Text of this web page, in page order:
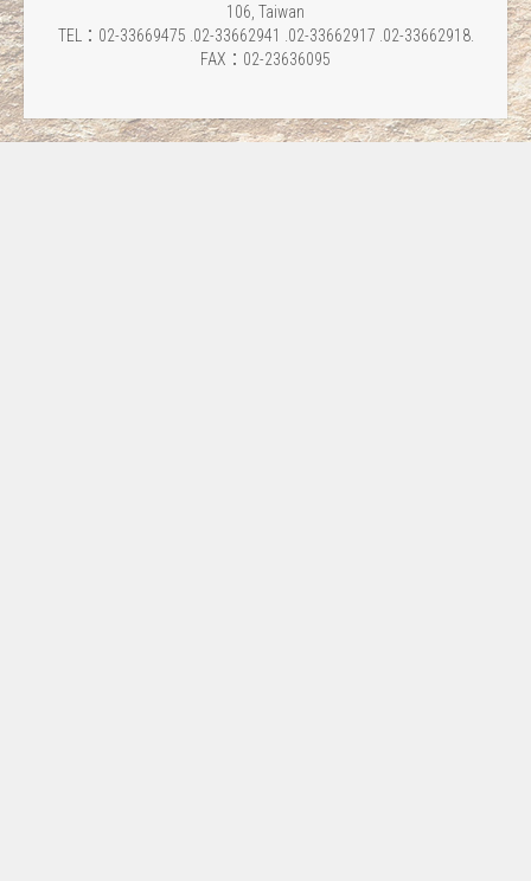
106, Taiwan
TEL：02-33669475 .02-33662941 .02-33662917 .02-33662918.
FAX：02-23636095